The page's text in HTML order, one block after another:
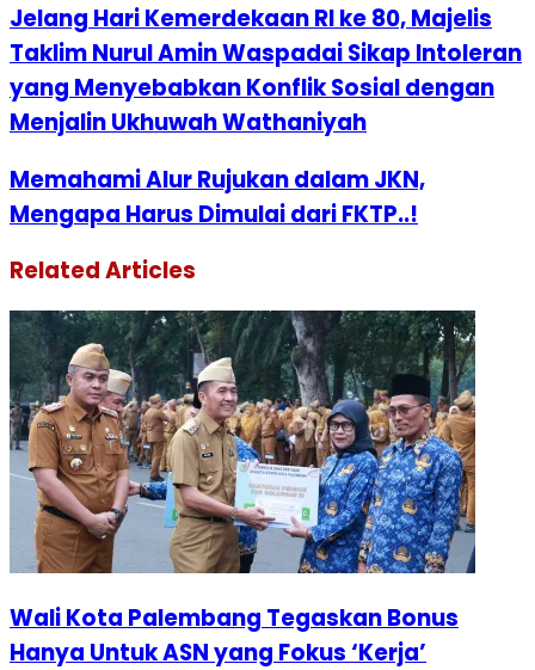
Jelang Hari Kemerdekaan RI ke 80, Majelis
Taklim Nurul Amin Waspadai Sikap Intoleran
yang Menyebabkan Konflik Sosial dengan
Menjalin Ukhuwah Wathaniyah
Memahami Alur Rujukan dalam JKN,
Mengapa Harus Dimulai dari FKTP..!
Related Articles
Wali Kota Palembang Tegaskan Bonus
Hanya Untuk ASN yang Fokus ‘Kerja’